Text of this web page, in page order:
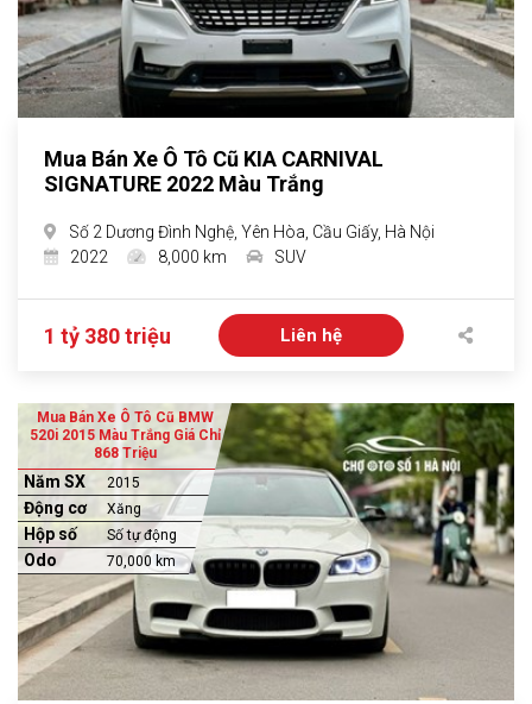
Mua Bán Xe Ô Tô Cũ KIA CARNIVAL
SIGNATURE 2022 Màu Trắng
Số 2 Dương Đình Nghệ, Yên Hòa, Cầu Giấy, Hà Nội
2022
8,000 km SUV
1 tỷ 380 triệu Liên hệ
Mua Bán Xe Ô Tô Cũ BMW
520i 2015 Màu Trắng Giá Chỉ
868 Triệu
Năm SX 2015
Động cơ Xăng
Hộp số Số tự động
Odo 70,000 km